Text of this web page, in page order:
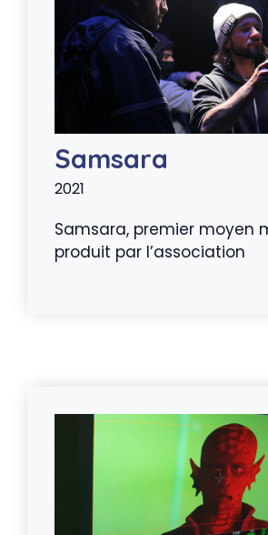
Samsara
2021
Samsara, premier moyen
produit par l’association